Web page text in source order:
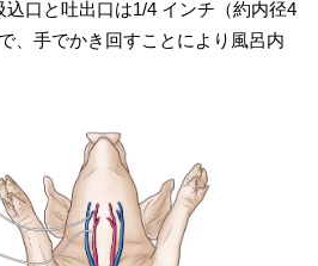
口と吐出口は1/4 インチ（約内径4
、手でかき回すことにより風呂内